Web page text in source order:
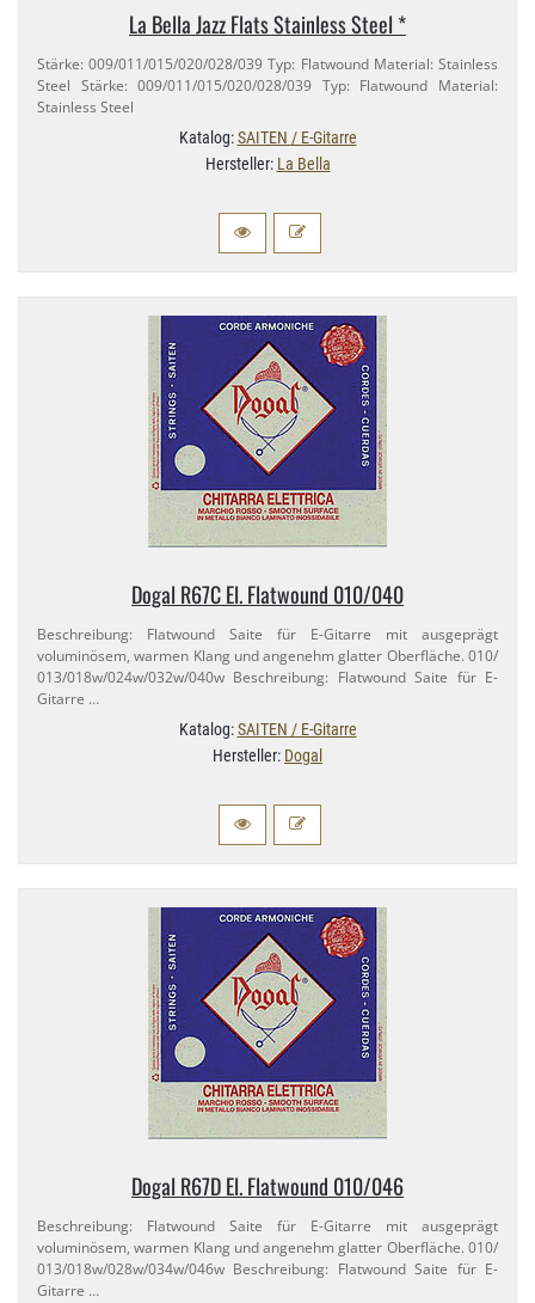
La Bella Jazz Flats Stainless Steel *
Stärke: 009/​011/​015/​020/​028/​039 Typ: Flatwound Material: Stainless
Steel Stärke: 009/​011/​015/​020/​028/​039 Typ: Flatwound Material:
Stainless Steel
Katalog:SAITEN / E-Gitarre
Hersteller: La Bella
Dogal R67C El. Flatwound 010/​040
Beschreibung: Flatwound Saite für E-​Gitarre mit ausgeprägt
voluminösem, warmen Klang und angenehm glatter Oberfläche. 010/​
013/​018w/​024w/​032w/​040w Beschreibung: Flatwound Saite für E-​
Gitarre …
Katalog:SAITEN / E-Gitarre
Hersteller: Dogal
Dogal R67D El. Flatwound 010/​046
Beschreibung: Flatwound Saite für E-​Gitarre mit ausgeprägt
voluminösem, warmen Klang und angenehm glatter Oberfläche. 010/​
013/​018w/​028w/​034w/​046w Beschreibung: Flatwound Saite für E-​
Gitarre …